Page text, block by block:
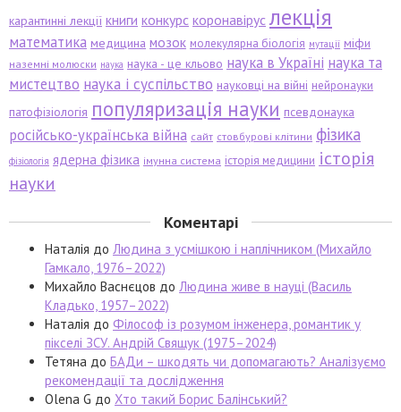
карантинні лекції книги конкурс коронавірус лекція
математика медицина мозок молекулярна біологія мутації міфи
наземні молюски наука наука - це кльово наука в Україні наука та
мистецтво наука і суспільство науковці на війні нейронауки
патофізіологія популяризація науки псевдонаука
російсько-українська війна сайт стовбурові клітини фізика
фізіологія ядерна фізика імунна система історія медицини історія
науки
Коментарі
Наталія до Людина з усмішкою і наплічником (Михайло
Гамкало, 1976–2022)
Михайло Васнєцов до Людина живе в науці (Василь
Кладько, 1957–2022)
Наталія до Філософ із розумом інженера, романтик у
пікселі ЗСУ. Андрій Свящук (1975–2024)
Тетяна до БАДи – шкодять чи допомагають? Аналізуємо
рекомендації та дослідження
Olena G до Хто такий Борис Балінський?